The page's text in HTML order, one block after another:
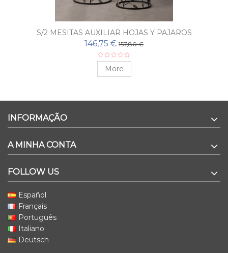
S/2 MESITAS AUXILIAR HOJAS Y PAJAROS
146,75 € 157,80 €
More
INFORMAÇÃO
A MINHA CONTA
FOLLOW US
Español
Français
Português
Italiano
Deutsch